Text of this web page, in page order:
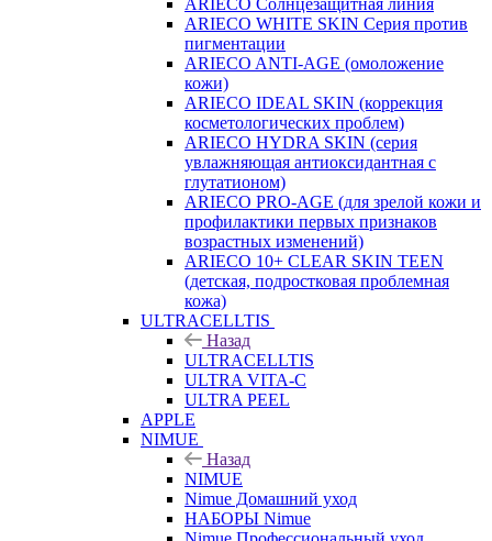
ARIECO Солнцезащитная линия
ARIECO WHITE SKIN Серия против
пигментации
ARIECO ANTI-AGE (омоложение
кожи)
ARIECO IDEAL SKIN (коррекция
косметологических проблем)
ARIECO HYDRA SKIN (серия
увлажняющая антиоксидантная с
глутатионом)
ARIECO PRO-AGE (для зрелой кожи и
профилактики первых признаков
возрастных изменений)
ARIECO 10+ CLEAR SKIN TEEN
(детская, подростковая проблемная
кожа)
ULTRACELLTIS
Назад
ULTRACELLTIS
ULTRA VITA-C
ULTRA PEEL
APPLE
NIMUE
Назад
NIMUE
Nimue Домашний уход
НАБОРЫ Nimue